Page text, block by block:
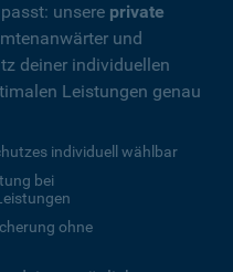
unsere private
und
deiner individuellen
Leistungen genau
individuell wählbar
bei
ohne